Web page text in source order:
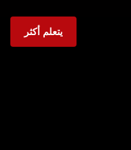
يتعلم أكثر